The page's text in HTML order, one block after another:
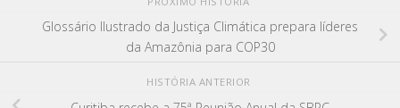
Glossário Ilustrado da Justiça Climática prepara líderes
da Amazônia para COP30
HISTÓRIA ANTERIOR